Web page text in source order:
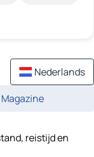
Nederlands
reistijd en